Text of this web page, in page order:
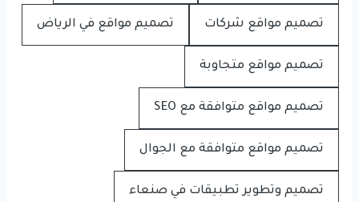
تصميم مواقع شركات تصميم مواقع في الرياض
تصميم مواقع متجاوبة
تصميم مواقع متوافقة مع SEO
تصميم مواقع متوافقة مع الجوال
تصميم وتطوير تطبيقات في صنعاء